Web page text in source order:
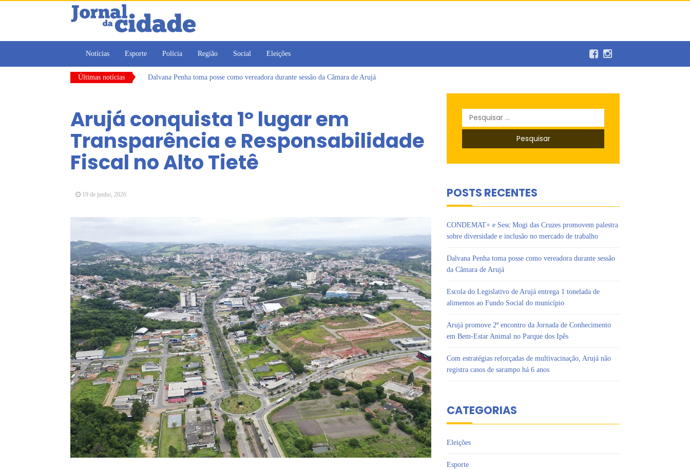
Notícias Esporte Polícia Região Social Eleições
Últimas notícias
Dalvana Penha toma posse como vereadora durante sessão da Câmara de Arujá
Com estratégias reforçadas de multivacinação, Arujá não registra casos de sarampo há 6 anos
Vereadores Mirins iniciam jornada no Legislativo com participação em Sessão Simulada
CONDEMAT+ e Sesc Mogi das Cruzes promovem palestra sobre diversidade e inclusão no mercado de trabalho
Arujá conquista 1º lugar em
Transparência e Responsabilidade
Fiscal no Alto Tietê
19 de junho, 2026
Pesquisar
por:
POSTS RECENTES
CONDEMAT+ e Sesc Mogi das Cruzes promovem palestra
sobre diversidade e inclusão no mercado de trabalho
Dalvana Penha toma posse como vereadora durante sessão
da Câmara de Arujá
Escola do Legislativo de Arujá entrega 1 tonelada de
alimentos ao Fundo Social do município
Arujá promove 2º encontro da Jornada de Conhecimento
em Bem-Estar Animal no Parque dos Ipês
Com estratégias reforçadas de multivacinação, Arujá não
registra casos de sarampo há 6 anos
CATEGORIAS
Eleições
Esporte